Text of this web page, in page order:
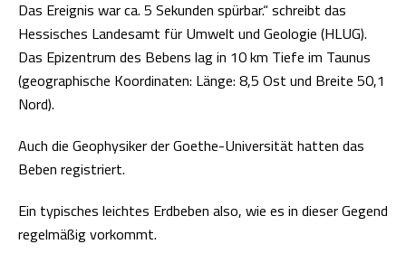
Das Ereignis war ca. 5 Sekunden spürbar.“ schreibt das
Hessisches Landesamt für Umwelt und Geologie (HLUG).
Das Epizentrum des Bebens lag in 10 km Tiefe im Taunus
(geographische Koordinaten: Länge: 8,5 Ost und Breite 50,1
Nord).
Auch die Geophysiker der Goethe-Universität hatten das
Beben registriert.
Ein typisches leichtes Erdbeben also, wie es in dieser Gegend
regelmäßig vorkommt.